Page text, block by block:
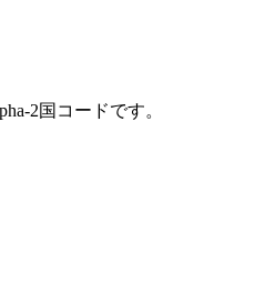
2国コードです。